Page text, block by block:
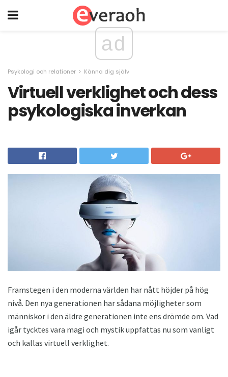
ad
Psykologi och relationer Känna dig själv
Virtuell verklighet och dess
psykologiska inverkan
Framstegen i den moderna världen har nått höjder på hög
nivå. Den nya generationen har sådana möjligheter som
människor i den äldre generationen inte ens drömde om. Vad
igår tycktes vara magi och mystik uppfattas nu som vanligt
och kallas virtuell verklighet.